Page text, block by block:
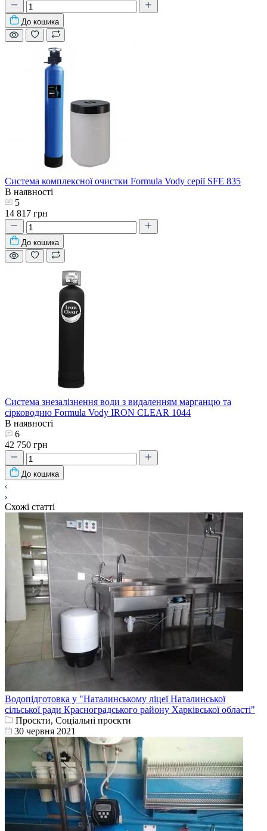
До кошика
Система комплексної очистки Formula Vody серії SFE 835
В наявності
5
14 817 грн
До кошика
Система знезалізнення води з видаленням марганцю та
сірководню Formula Vody IRON CLEAR 1044
В наявності
6
42 750 грн
До кошика
Схожі статті
Водопідготовка у "Наталинському ліцеї Наталинської
сільської ради Красноградського району Харківської області"
Проєкти, Соціальні проєкти
30 червня 2021